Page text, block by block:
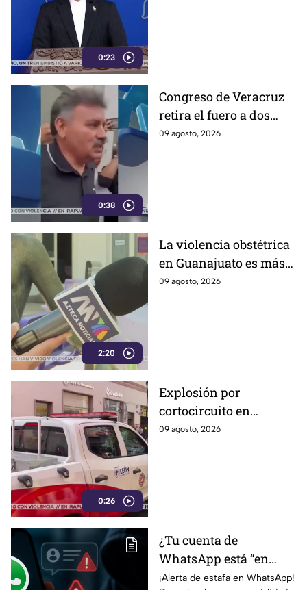
0:23
0:38
Congreso de Veracruz
retira el fuero a dos
alcaldes; revelan
09 agosto, 2026
2:20
La violencia obstétrica
en Guanajuato es más
común de lo que cree y
09 agosto, 2026
0:26
Explosión por
cortocircuito en
registro subterráneo
09 agosto, 2026
¿Tu cuenta de
WhatsApp está “en
revisión”? Este mensaje
¡Alerta de estafa en WhatsApp!